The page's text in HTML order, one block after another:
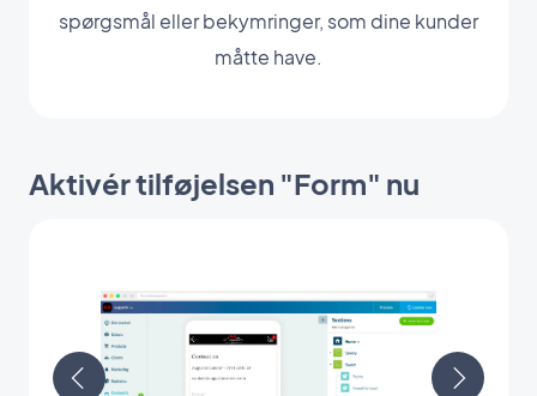
spørgsmål eller bekymringer, som dine kunder
måtte have.
Aktivér tilføjelsen "Form" nu